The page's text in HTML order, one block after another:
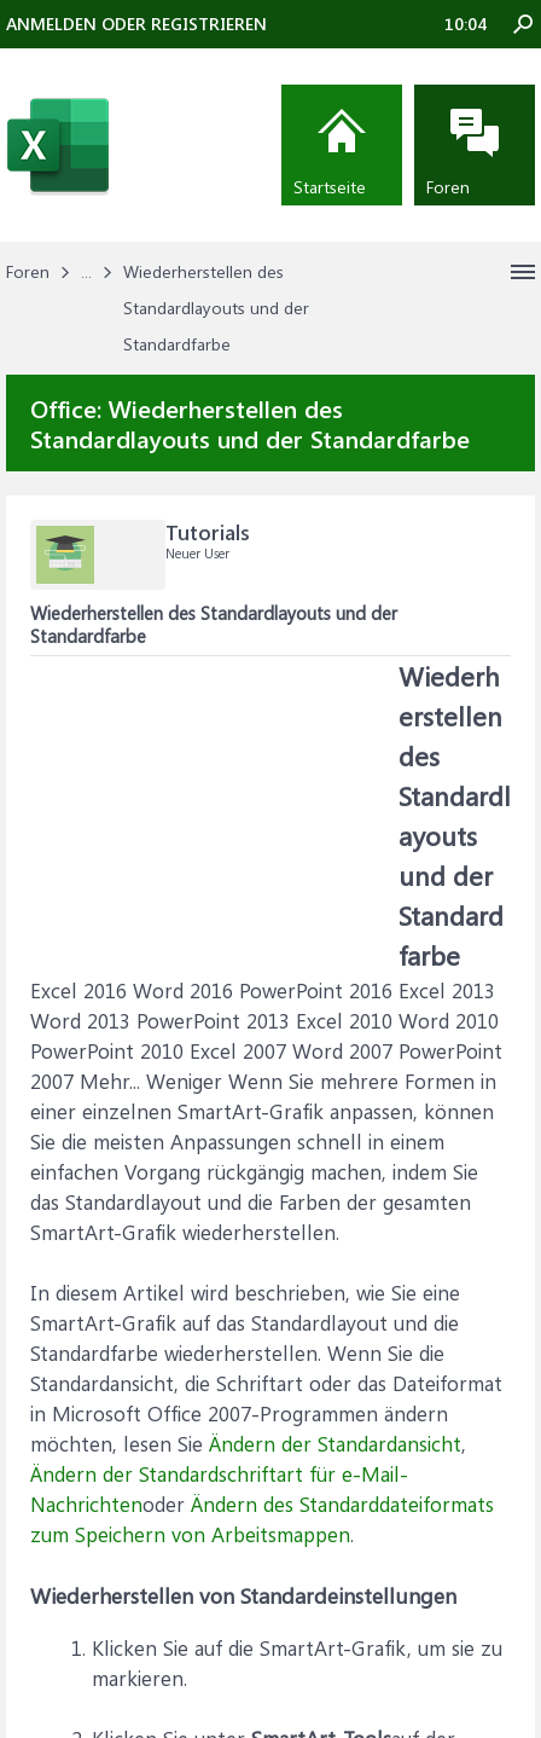
Foren ...
Wiederherstellen des
Standardlayouts und der
Standardfarbe
Office:Wiederherstellen des
Standardlayouts und der Standardfarbe
Tutorials
Neuer User
Wiederherstellen des Standardlayouts und der
Standardfarbe
Wiederh
erstellen
des
Standardl
ayouts
und der
Standard
farbe
Excel 2016 Word 2016 PowerPoint 2016 Excel 2013
Word 2013 PowerPoint 2013 Excel 2010 Word 2010
PowerPoint 2010 Excel 2007 Word 2007 PowerPoint
2007 Mehr... Weniger Wenn Sie mehrere Formen in
einer einzelnen SmartArt-Grafik anpassen, können
Sie die meisten Anpassungen schnell in einem
einfachen Vorgang rückgängig machen, indem Sie
das Standardlayout und die Farben der gesamten
SmartArt-Grafik wiederherstellen.
In diesem Artikel wird beschrieben, wie Sie eine
SmartArt-Grafik auf das Standardlayout und die
Standardfarbe wiederherstellen. Wenn Sie die
Standardansicht, die Schriftart oder das Dateiformat
in Microsoft Office 2007-Programmen ändern
möchten, lesen Sie Ändern der Standardansicht,
Ändern der Standardschriftart für e-Mail-
Nachrichtenoder Ändern des Standarddateiformats
zum Speichern von Arbeitsmappen.
Wiederherstellen von Standardeinstellungen
Klicken Sie auf die SmartArt-Grafik, um sie zu
markieren.
ANMELDEN ODER REGISTRIEREN 10:04
Startseite Foren